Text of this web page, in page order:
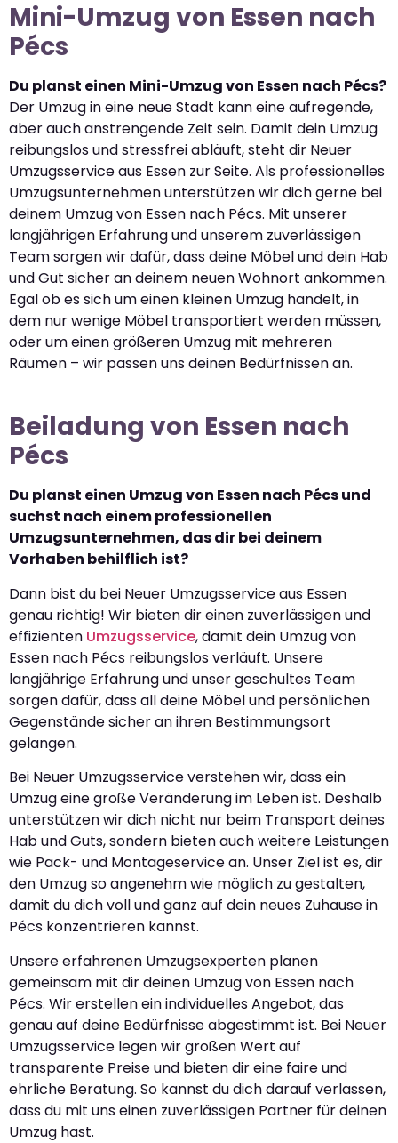
Mini-Umzug von Essen nach
Pécs
Du planst einen Mini-Umzug von Essen nach Pécs?
Der Umzug in eine neue Stadt kann eine aufregende,
aber auch anstrengende Zeit sein. Damit dein Umzug
reibungslos und stressfrei abläuft, steht dir Neuer
Umzugsservice aus Essen zur Seite. Als professionelles
Umzugsunternehmen unterstützen wir dich gerne bei
deinem Umzug von Essen nach Pécs. Mit unserer
langjährigen Erfahrung und unserem zuverlässigen
Team sorgen wir dafür, dass deine Möbel und dein Hab
und Gut sicher an deinem neuen Wohnort ankommen.
Egal ob es sich um einen kleinen Umzug handelt, in
dem nur wenige Möbel transportiert werden müssen,
oder um einen größeren Umzug mit mehreren
Räumen – wir passen uns deinen Bedürfnissen an.
Beiladung von Essen nach
Pécs
Du planst einen Umzug von Essen nach Pécs und
suchst nach einem professionellen
Umzugsunternehmen, das dir bei deinem
Vorhaben behilflich ist?
Dann bist du bei Neuer Umzugsservice aus Essen
genau richtig! Wir bieten dir einen zuverlässigen und
effizienten Umzugsservice, damit dein Umzug von
Essen nach Pécs reibungslos verläuft. Unsere
langjährige Erfahrung und unser geschultes Team
sorgen dafür, dass all deine Möbel und persönlichen
Gegenstände sicher an ihren Bestimmungsort
gelangen.
Bei Neuer Umzugsservice verstehen wir, dass ein
Umzug eine große Veränderung im Leben ist. Deshalb
unterstützen wir dich nicht nur beim Transport deines
Hab und Guts, sondern bieten auch weitere Leistungen
wie Pack- und Montageservice an. Unser Ziel ist es, dir
den Umzug so angenehm wie möglich zu gestalten,
damit du dich voll und ganz auf dein neues Zuhause in
Pécs konzentrieren kannst.
Unsere erfahrenen Umzugsexperten planen
gemeinsam mit dir deinen Umzug von Essen nach
Pécs. Wir erstellen ein individuelles Angebot, das
genau auf deine Bedürfnisse abgestimmt ist. Bei Neuer
Umzugsservice legen wir großen Wert auf
transparente Preise und bieten dir eine faire und
ehrliche Beratung. So kannst du dich darauf verlassen,
dass du mit uns einen zuverlässigen Partner für deinen
Umzug hast.